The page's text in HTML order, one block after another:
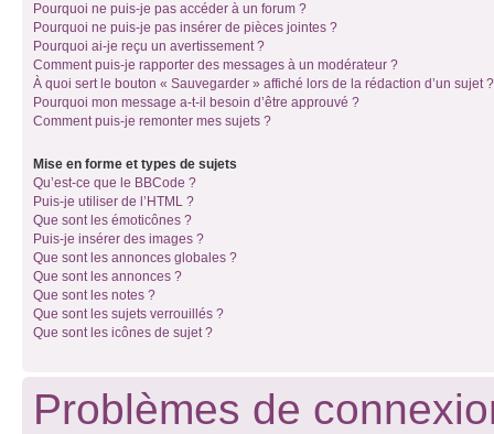
Pourquoi ne puis-je pas accéder à un forum ?
Pourquoi ne puis-je pas insérer de pièces jointes ?
Pourquoi ai-je reçu un avertissement ?
Comment puis-je rapporter des messages à un modérateur ?
À quoi sert le bouton « Sauvegarder » affiché lors de la rédaction d’un sujet ?
Pourquoi mon message a-t-il besoin d’être approuvé ?
Comment puis-je remonter mes sujets ?
Mise en forme et types de sujets
Qu’est-ce que le BBCode ?
Puis-je utiliser de l’HTML ?
Que sont les émoticônes ?
Puis-je insérer des images ?
Que sont les annonces globales ?
Que sont les annonces ?
Que sont les notes ?
Que sont les sujets verrouillés ?
Que sont les icônes de sujet ?
Problèmes de